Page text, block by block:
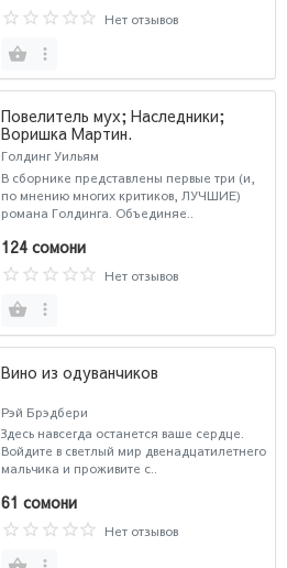
Нет отзывов
Повелитель мух; Наследники;
Воришка Мартин.
Голдинг Уильям
В сборнике представлены первые три (и,
по мнению многих критиков, ЛУЧШИЕ)
романа Голдинга. Объединяе..
124 сомони
Нет отзывов
Вино из одуванчиков
Рэй Брэдбери
Здесь навсегда останется ваше сердце.
Войдите в светлый мир двенадцатилетнего
мальчика и проживите с..
61 сомони
Нет отзывов